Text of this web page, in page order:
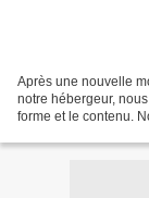
Après une nouvelle
notre hébergeur,
forme et le contenu.